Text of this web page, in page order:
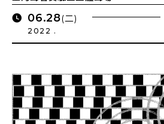
06.28(二)
2022 .